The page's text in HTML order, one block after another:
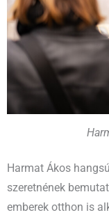
Harmat Ákos
szeretnének
emberek otthon is